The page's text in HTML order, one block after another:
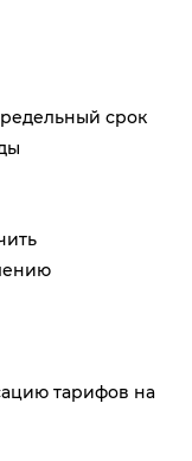
срок
тарифов на